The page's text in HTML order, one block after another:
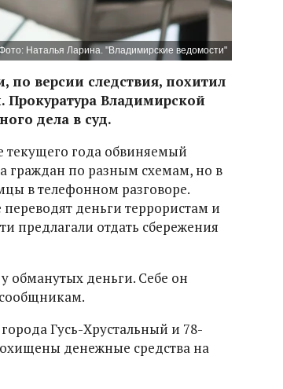
Наталья Ларина. "Владимирские ведомости"
по версии следствия, похитил
Владимирской
дела в суд.
текущего года обвиняемый
граждан по разным схемам, но в
в телефонном разговоре.
деньги террористам и
предлагали отдать сбережения
обманутых деньги. Себе он
сообщникам.
Гусь-Хрустальный и 78-
денежные средства на